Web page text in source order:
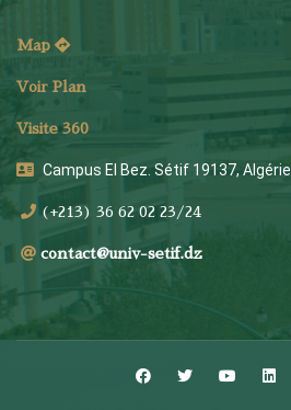
Map
Voir Plan
Visite 360
Campus El Bez. Sétif 19137, Algérie
(+213) 36 62 02 23/24
contact@univ-setif.dz